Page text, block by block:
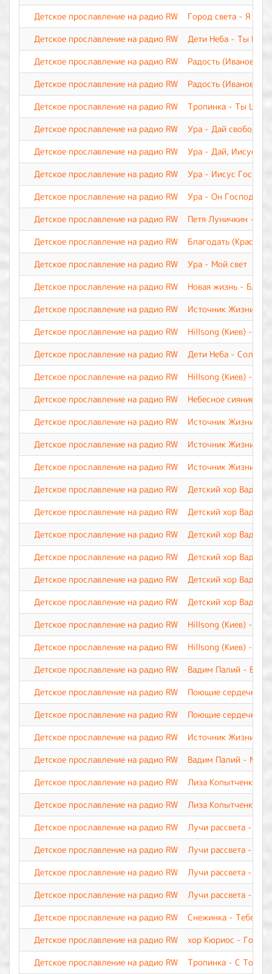
Детское прославление на радио RW
Город света - Я
Детское прославление на радио RW
Дети Неба - Ты
Детское прославление на радио RW
Радость (Иваново)
Детское прославление на радио RW
Радость (Иваново) -
Детское прославление на радио RW
Тропинка - Ты Царь
Детское прославление на радио RW
Ура - Дай свободу
Детское прославление на радио RW
Ура - Дай, Иисус,
Детское прославление на радио RW
Ура - Иисус Господь
Детское прославление на радио RW
Ура - Он Господь.
Детское прославление на радио RW
Петя Луничкин -
Детское прославление на радио RW
Благодать
Детское прославление на радио RW
Ура - Мой свет
Детское прославление на радио RW
Новая жизнь -
Детское прославление на радио RW
Источник Жизни -
Детское прославление на радио RW
Hillsong (Киев) -
Детское прославление на радио RW
Дети Неба - Солнце
Детское прославление на радио RW
Hillsong (Киев) - Бог
Детское прославление на радио RW
Небесное сияние-
Детское прославление на радио RW
Источник Жизни -
Детское прославление на радио RW
Источник Жизни -
Детское прославление на радио RW
Источник Жизни -
Детское прославление на радио RW
Детский хор Вадима
Детское прославление на радио RW
Детский хор Вадима
Детское прославление на радио RW
Детский хор
Детское прославление на радио RW
Детский хор
Детское прославление на радио RW
Детский хор Вадима
Детское прославление на радио RW
Детский хор
Детское прославление на радио RW
Hillsong (Киев) -
Детское прославление на радио RW
Hillsong (Киев) -
Детское прославление на радио RW
Вадим Палий - Весь
Детское прославление на радио RW
Поющие сердечки -
Детское прославление на радио RW
Поющие сердечки -
Детское прославление на радио RW
Источник Жизни - Я
Детское прославление на радио RW
Вадим Палий - Мой
Детское прославление на радио RW
Лиза Копытченко -
Детское прославление на радио RW
Лиза Копытченко -
Детское прославление на радио RW
Лучи рассвета -
Детское прославление на радио RW
Лучи рассвета -
Детское прославление на радио RW
Лучи рассвета -
Детское прославление на радио RW
Лучи рассвета - Ты
Детское прославление на радио RW
Снежинка - Тебе, о
Детское прославление на радио RW
хор Кюриос -
Детское прославление на радио RW
Тропинка - С Тобой